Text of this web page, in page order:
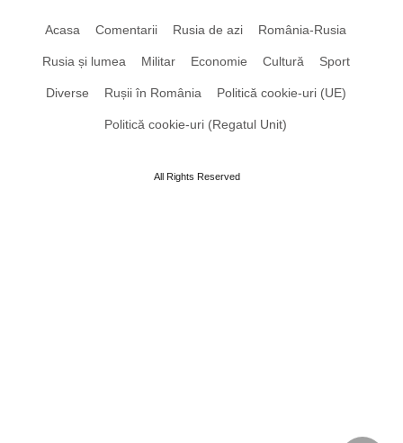
Acasa Comentarii Rusia de azi România-Rusia
Rusia și lumea Militar Economie Cultură Sport
Diverse Rușii în România Politică cookie-uri (UE)
Politică cookie-uri (Regatul Unit)
All Rights Reserved